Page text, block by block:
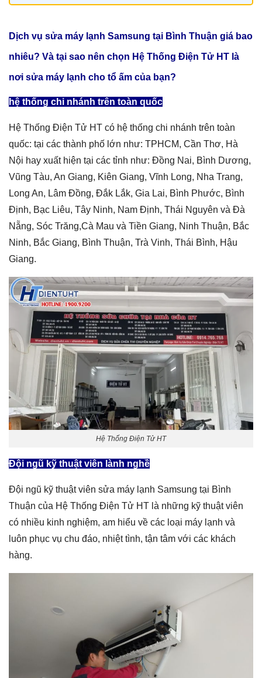
Dịch vụ sửa máy lạnh Samsung tại Bình Thuận giá bao
nhiêu? Và tại sao nên chọn Hệ Thống Điện Tử HT là
nơi sửa máy lạnh cho tổ ấm của bạn?
hệ thống chi nhánh trên toàn quốc
Hệ Thống Điện Tử HT có hệ thống chi nhánh trên toàn
quốc: tại các thành phố lớn như: TPHCM, Cần Thơ, Hà
Nội hay xuất hiện tại các tỉnh như: Đồng Nai, Bình Dương,
Vũng Tàu, An Giang, Kiên Giang, Vĩnh Long, Nha Trang,
Long An, Lâm Đồng, Đắk Lắk, Gia Lai, Bình Phước, Bình
Định, Bạc Liêu, Tây Ninh, Nam Định, Thái Nguyên và Đà
Nẵng, Sóc Trăng,Cà Mau và Tiền Giang, Ninh Thuận, Bắc
Ninh, Bắc Giang, Bình Thuận, Trà Vinh, Thái Bình, Hậu
Giang.
Hệ Thống Điện Tử HT
Đội ngũ kỹ thuật viên lành nghề
Đội ngũ kỹ thuật viên sửa máy lạnh Samsung tại Bình
Thuận của Hệ Thống Điện Tử HT là những kỹ thuật viên
có nhiều kinh nghiệm, am hiểu về các loại máy lạnh và
luôn phục vụ chu đáo, nhiệt tình, tận tâm với các khách
hàng.